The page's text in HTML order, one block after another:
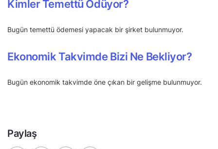
Kimler Temettü Ödüyor?
Bugün temettü ödemesi yapacak bir şirket bulunmuyor.
Ekonomik Takvimde Bizi Ne Bekliyor?
Bugün ekonomik takvimde öne çıkan bir gelişme bulunmuyor.
Paylaş